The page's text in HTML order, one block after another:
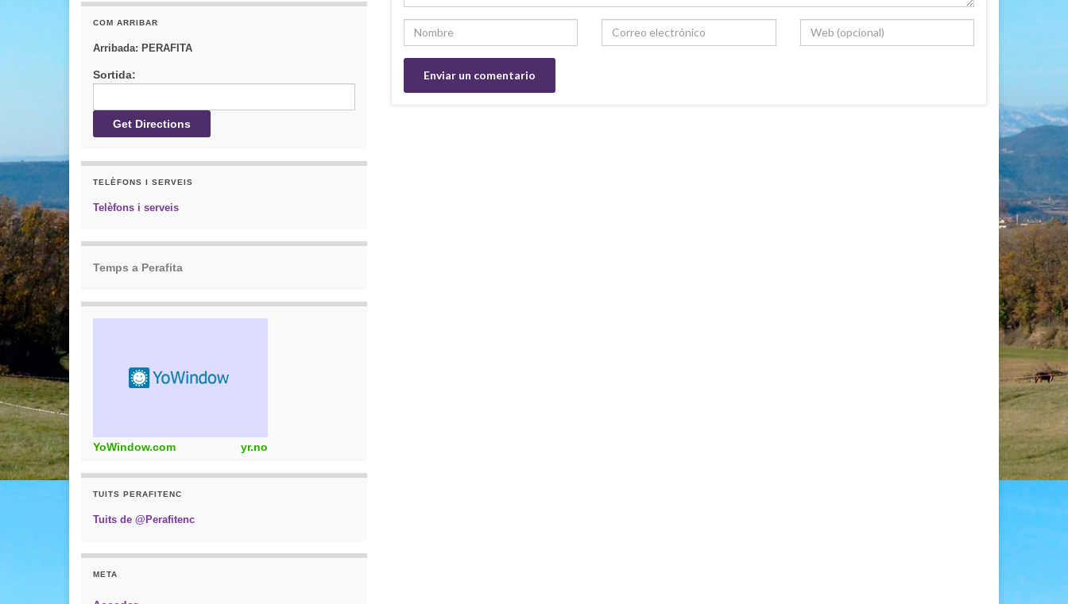
COM ARRIBAR
Arribada: PERAFITA
Sortida:
TELÈFONS I SERVEIS
Telèfons i serveis
Temps a Perafita
YoWindow.com yr.no
TUITS PERAFITENC
Tuits de @Perafitenc
META